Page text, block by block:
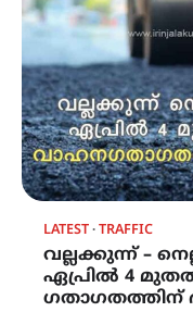
LATEST TRAFFIC
വല്ലക്കുന്ന് –
ഏപ്രിൽ 4
ഗതാഗതത്തിന്